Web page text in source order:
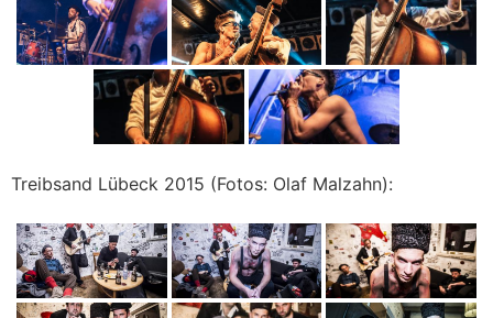
Treibsand Lübeck 2015 (Fotos: Olaf Malzahn):